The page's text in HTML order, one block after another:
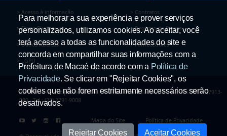
> Acesso à informação
> Plano Plurianual
> Dados Abertos
> LGPD
> Contratos
> Registro de Preços
> Fornecedores
Prefeitura Municipal de Macaé - Av. Presidente Sodré, 534, Centro - CEP: 27913-
080 - Tel.: (22) 2791-9008
Mapa do Site Política de Privacidade
Para melhorar a sua experiência e prover serviços
personalizados, utilizamos cookies. Ao aceitar, você
terá acesso a todas as funcionalidades do site e
concorda em compartilhar suas informações com a
Prefeitura de Macaé de acordo com a Política de
Privacidade. Se clicar em "Rejeitar Cookies", os
cookies que não forem estritamente necessários serão
desativados.
Aceitar Cookies
Rejeitar Cookies